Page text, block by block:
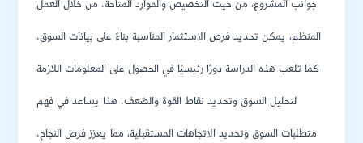
جوانب المشروع، من حيث التخصيص والموارد المتاحة. من خلال العمل
المنظم، يمكن تحديد فرص الاستثمار المناسبة بناءً على بيانات السوق.
كما تلعب هذه الدراسة دورًا رئيسيًا في الحصول على المعلومات اللازمة
لتحليل السوق وتحديد نقاط القوة والضعف. هذا يساعد في فهم
متطلبات السوق وتحديد الاتجاهات المستقبلية، مما يعزز فرص النجاح.